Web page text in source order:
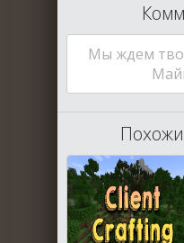
Мы ждем